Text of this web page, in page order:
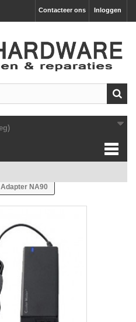
Inloggen
Contacteer ons
NA90